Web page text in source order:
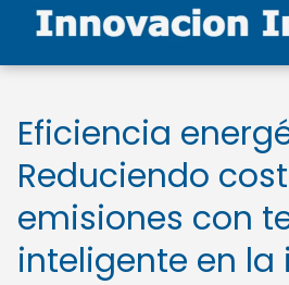
Eficiencia
Reduciendo
emisiones con
inteligente en la